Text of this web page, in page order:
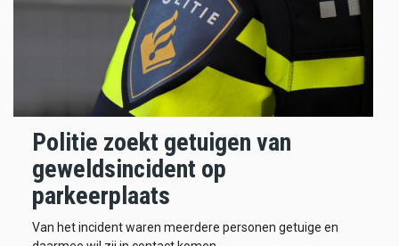
Politie zoekt getuigen van
geweldsincident op
parkeerplaats
Van het incident waren meerdere personen getuige en